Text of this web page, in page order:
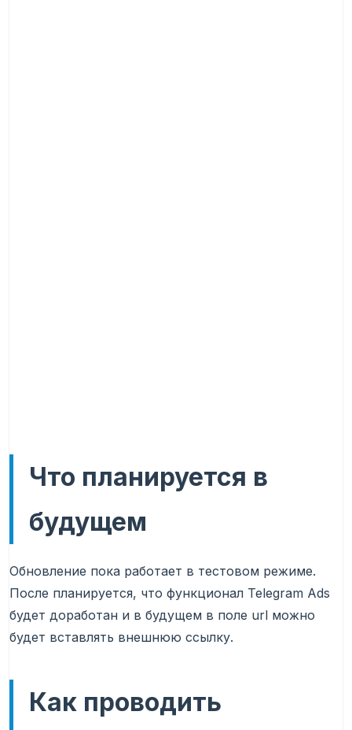
Что планируется в
будущем
Обновление пока работает в тестовом режиме.
После планируется, что функционал Telegram Ads
будет доработан и в будущем в поле url можно
будет вставлять внешнюю ссылку.
Как проводить